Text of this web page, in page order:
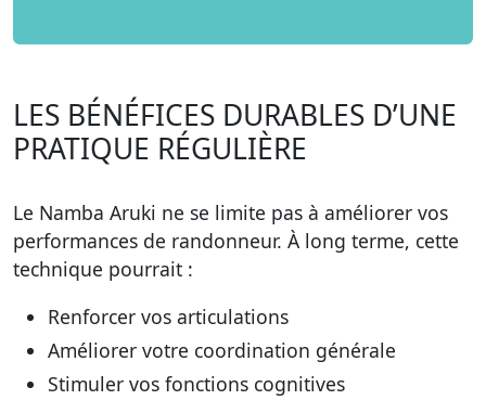
LES BÉNÉFICES DURABLES D’UNE
PRATIQUE RÉGULIÈRE
Le Namba Aruki ne se limite pas à améliorer vos
performances de randonneur. À long terme, cette
technique pourrait :
Renforcer vos articulations
Améliorer votre coordination générale
Stimuler vos fonctions cognitives